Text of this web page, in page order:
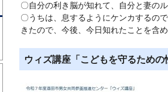
〇自分の利き脳が知れて、自分と妻の
〇うちは、息するようにケンカするの
きたので、今後、今日知れたことを含
ウィズ講座「こどもを守るため